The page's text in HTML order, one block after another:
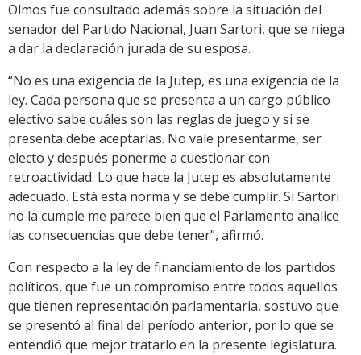
Olmos fue consultado además sobre la situación del
senador del Partido Nacional, Juan Sartori, que se niega
a dar la declaración jurada de su esposa.
“No es una exigencia de la Jutep, es una exigencia de la
ley. Cada persona que se presenta a un cargo público
electivo sabe cuáles son las reglas de juego y si se
presenta debe aceptarlas. No vale presentarme, ser
electo y después ponerme a cuestionar con
retroactividad. Lo que hace la Jutep es absolutamente
adecuado. Está esta norma y se debe cumplir. Si Sartori
no la cumple me parece bien que el Parlamento analice
las consecuencias que debe tener”, afirmó.
Con respecto a la ley de financiamiento de los partidos
políticos, que fue un compromiso entre todos aquellos
que tienen representación parlamentaria, sostuvo que
se presentó al final del período anterior, por lo que se
entendió que mejor tratarlo en la presente legislatura.